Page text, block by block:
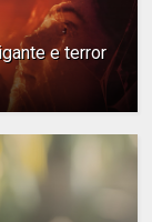
e terror